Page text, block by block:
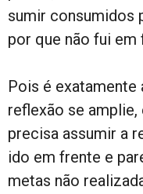
sumir consumidos
por que não fui em
Pois é exatamente
reflexão se
precisa assumir a
ido em frente e
metas não